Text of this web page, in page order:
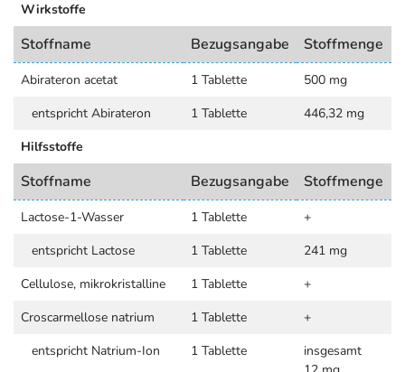
Wirkstoffe
Stoffname Bezugsangabe Stoffmenge
Abirateron acetat 1 Tablette
500 mg
entspricht Abirateron
1 Tablette
446,32 mg
Hilfsstoffe
Stoffname Bezugsangabe Stoffmenge
Lactose-1-Wasser 1 Tablette
+
entspricht Lactose
1 Tablette
241 mg
Cellulose, mikrokristalline
1 Tablette
+
Croscarmellose natrium
1 Tablette
+
entspricht Natrium-Ion
1 Tablette
insgesamt